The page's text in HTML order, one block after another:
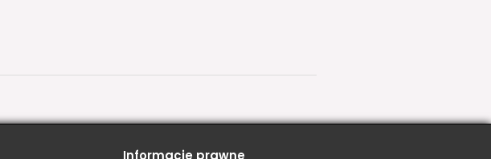
Informacje prawne